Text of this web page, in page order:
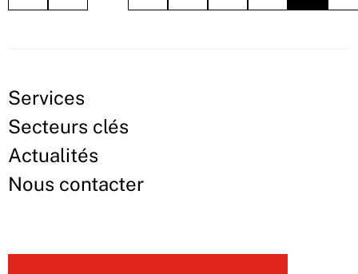
Services
Secteurs clés
Actualités
Nous contacter